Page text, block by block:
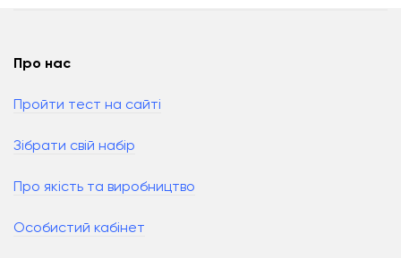
Про нас
Пройти тест на сайті
Зібрати свій набір
Про якість та виробництво
Особистий кабінет